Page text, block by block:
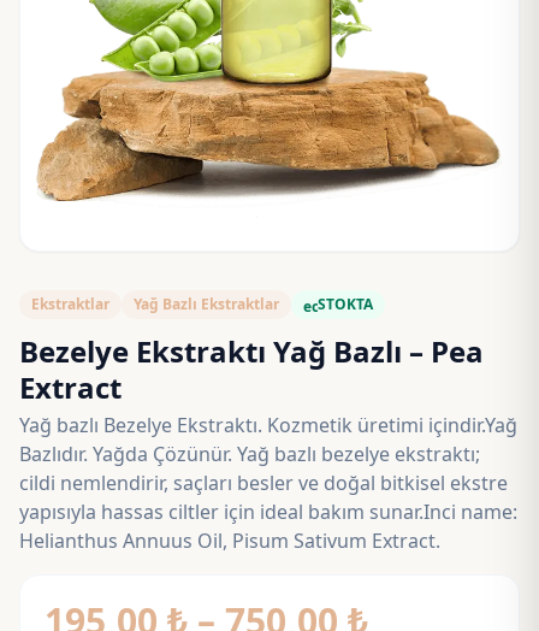
Ekstraktlar Yağ Bazlı Ekstraktlar ecoSTOKTA
Bezelye Ekstraktı Yağ Bazlı – Pea
Extract
Yağ bazlı Bezelye Ekstraktı. Kozmetik üretimi içindir.Yağ
Bazlıdır. Yağda Çözünür. Yağ bazlı bezelye ekstraktı;
cildi nemlendirir, saçları besler ve doğal bitkisel ekstre
yapısıyla hassas ciltler için ideal bakım sunar.Inci name:
Helianthus Annuus Oil, Pisum Sativum Extract.
195,00 ₺ – 750,00 ₺Fiyat